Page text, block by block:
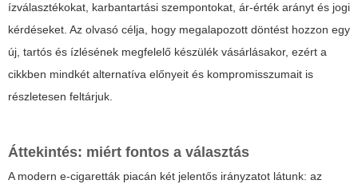
ízválasztékokat, karbantartási szempontokat, ár-érték arányt és jogi
kérdéseket. Az olvasó célja, hogy megalapozott döntést hozzon egy
új, tartós és ízlésének megfelelő készülék vásárlásakor, ezért a
cikkben mindkét alternatíva előnyeit és kompromisszumait is
részletesen feltárjuk.
Áttekintés: miért fontos a választás
A modern e-cigaretták piacán két jelentős irányzatot látunk: az